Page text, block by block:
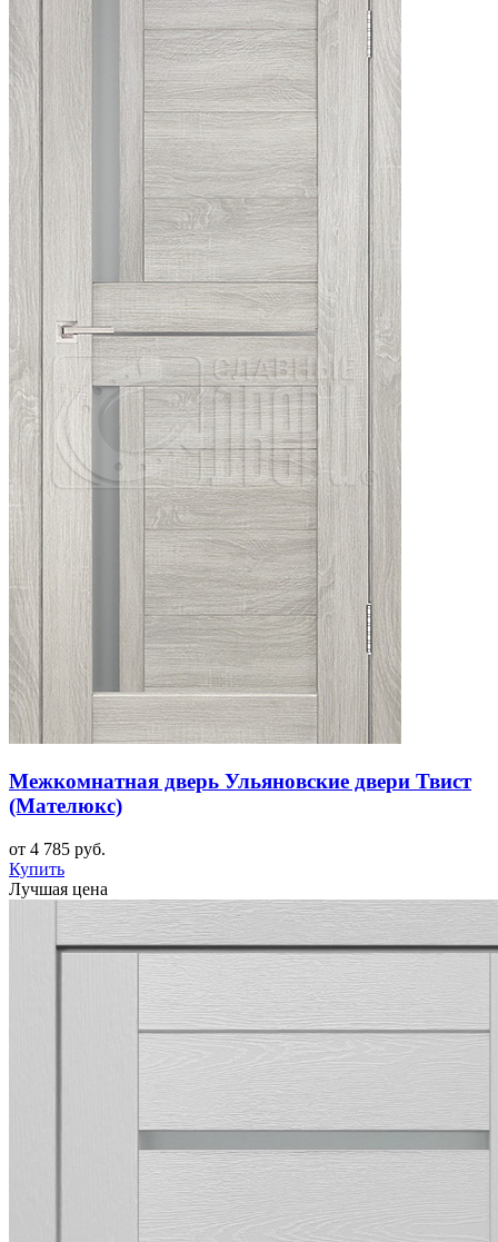
Межкомнатная дверь Ульяновские двери Твист
(Мателюкс)
от 4 785 руб.
Купить
Лучшая цена